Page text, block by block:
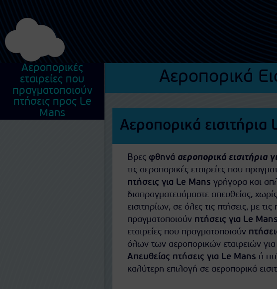
Αεροπορικές
εταιρείες που
πραγματοποιούν
πτήσεις προς Le
Mans
Αεροπορικά
Αεροπορικά εισιτήρια
Βρες φθηνά αεροπορικά εισιτήρια
τις αεροπορικές εταιρείες που
πτήσεις για Le Mans γρήγορα και
διαπραγματευόμαστε απευθείας,
εισιτηρίων, σε όλες τις πτήσεις, με
πραγματοποιούν πτήσεις για Le Mans
εταιρείες που πραγματοποιούν
όλων των αεροπορικών εταιρειών
Απευθείας πτήσεις για Le Mans ή
καλύτερη επιλογή σε αεροπορικά